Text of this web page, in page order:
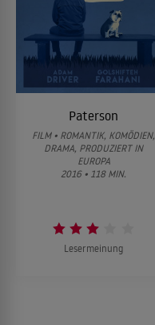
Paterson
FILM • ROMANTIK, KOMÖDIEN,
DRAMA, PRODUZIERT IN
EUROPA
2016 • 118 MIN.
Lesermeinung